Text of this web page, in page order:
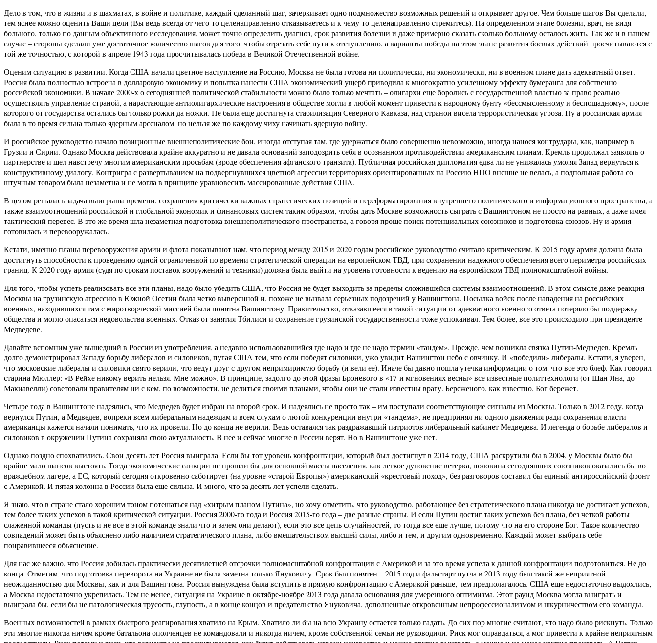
Дело в том, что в жизни и в шахматах, в войне и политике, каждый сделанный шаг, зачеркивает одно подмножество возможных решений и открывает другое. Чем больше шагов Вы сделали,
тем яснее можно оценить Ваши цели (Вы ведь всегда от чего-то целенаправленно отказываетесь и к чему-то целенаправленно стремитесь). На определенном этапе болезни, врач, не видя
больного, только по данным объективного исследования, может точно определить диагноз, срок развития болезни и даже примерно сказать сколько больному осталось жить. Так же и в нашем
случае – стороны сделали уже достаточное количество шагов для того, чтобы отрезать себе пути к отступлению, а варианты победы на этом этапе развития боевых действий просчитываются с
той же точностью, с которой в апреле 1943 года просчитывалась победа в Великой Отечественной войне.
Оценим ситуацию в развитии. Когда США начали цветное наступление на Россию, Москва не была готова ни политически, ни экономически, ни в военном плане дать адекватный ответ.
Россия была полностью встроена в долларовую экономику и попытка нанести США экономический ущерб приводила к многократно усиленному эффекту бумеранга для собственно
российской экономики. В начале 2000-х о сегодняшней политической стабильности можно было только мечтать – олигархи еще боролись с государственной властью за право реально
осуществлять управление страной, а нарастающие антиолигархические настроения в обществе могли в любой момент привести к народному бунту «бессмысленному и беспощадному», после
которого от государства остались бы только рожки да ножки. Не была еще достигнута стабилизация Северного Кавказа, над страной висела террористическая угроза. Ну а российская армия
была в то время сильна только ядерным арсеналом, но нельзя же по каждому чиху начинать ядерную войну.
И российское руководство начало позиционные внешнеполитические бои, иногда отступая там, где удержаться было совершенно невозможно, иногда нанося контрудары, как, например в
Грузии и Сирии. Однако Москва действовала крайне аккуратно и не давала оснований заподозрить себя в осознанном противодействии американским планам. Кремль продолжал заявлять о
партнерстве и шел навстречу многим американским просьбам (вроде обеспечения афганского транзита). Публичная российская дипломатия едва ли не унижалась умоляя Запад вернуться к
конструктивному диалогу. Контригра с развертыванием на подвергнувшихся цветной агрессии территориях ориентированных на Россию НПО внешне не велась, а подпольная работа со
штучным товаром была незаметна и не могла в принципе уравновесить массированные действия США.
В целом решалась задача выигрыша времени, сохранения критически важных стратегических позиций и переформатирования внутреннего политического и информационного пространства, а
также взаимоотношений российской и глобальной экономик и финансовых систем таким образом, чтобы дать Москве возможность сыграть с Вашингтоном не просто на равных, а даже имея
тактический перевес. В это же время шла незаметная подготовка внешнеполитического пространства, а говоря проще поиск потенциальных союзников и подготовка союзов. Ну и армия
готовилась и перевооружалась.
Кстати, именно планы перевооружения армии и флота показывают нам, что период между 2015 и 2020 годам российское руководство считало критическим. К 2015 году армия должна была
достигнуть способности к проведению одной ограниченной по времени стратегической операции на европейском ТВД, при сохранении надежного обеспечения всего периметра российских
границ. К 2020 году армия (судя по срокам поставок вооружений и техники) должна была выйти на уровень готовности к ведению на европейском ТВД полномасштабной войны.
Для того, чтобы успеть реализовать все эти планы, надо было убедить США, что Россия не будет выходить за пределы сложившейся системы взаимоотношений. В этом смысле даже реакция
Москвы на грузинскую агрессию в Южной Осетии была четко выверенной и, похоже не вызвала серьезных подозрений у Вашингтона. Посылка войск после нападения на российских
военных, находившихся там с миротворческой миссией была понятна Вашингтону. Правительство, отказавшееся в такой ситуации от адекватного военного ответа потеряло бы поддержку
общества и могло опасаться недовольства военных. Отказ от занятия Тбилиси и сохранение грузинской государственности тоже успокаивал. Тем более, все это происходило при президенте
Медведеве.
Давайте вспомним уже вышедший в России из употребления, а недавно использовавшийся где надо и где не надо термин «тандем». Прежде, чем возникла связка Путин-Медведев, Кремль
долго демонстрировал Западу борьбу либералов и силовиков, пугая США тем, что если победят силовики, ужо увидит Вашингтон небо с овчинку. И «победили» либералы. Кстати, я уверен,
что московские либералы и силовики свято верили, что ведут друг с другом непримиримую борьбу (и вели ее). Иначе бы давно пошла утечка информации о том, что все это блеф. Как говорил
старина Мюллер: «В Рейхе никому верить нельзя. Мне можно». В принципе, задолго до этой фразы Броневого в «17-и мгновениях весны» все известные политтехнологи (от Шан Яна, до
Макиавелли) советовали правителям ни с кем, по возможности, не делиться своими планами, чтобы они не стали известны врагу. Береженого, как известно, Бог бережет.
Четыре года в Вашингтоне надеялись, что Медведев будет избран на второй срок. И надеялись не просто так – им поступали соответствующие сигналы из Москвы. Только в 2012 году, когда
вернулся Путин, а Медведев, вопреки всем либеральным надеждам и всем слухам о лютой конкуренции внутри «тандема», не предпринял ни одного движения ради сохранения власти
американцы кажется начали понимать, что их провели. Но до конца не верили. Ведь оставался так раздражавший патриотов либеральный кабинет Медведева. И легенда о борьбе либералов и
силовиков в окружении Путина сохраняла свою актуальность. В нее и сейчас многие в России верят. Но в Вашингтоне уже нет.
Однако поздно спохватились. Свои десять лет Россия выиграла. Если бы тот уровень конфронтации, который был достигнут в 2014 году, США раскрутили бы в 2004, у Москвы было бы
крайне мало шансов выстоять. Тогда экономические санкции не прошли бы для основной массы населения, как легкое дуновение ветерка, половина сегодняшних союзников оказались бы во
враждебном лагере, а ЕС, который сегодня откровенно саботирует (на уровне «старой Европы») американский «крестовый поход», без разговоров составил бы единый антироссийский фронт
с Америкой. И пятая колонна в России была еще сильна. И много, что за десять лет успели сделать.
Я знаю, что в стране стало хорошим тоном потешаться над «хитрым планом Путина», но хочу отметить, что руководство, работающее без стратегического плана никогда не достигает успехов,
тем более таких успехов в такой критической ситуации. Россия 2000-го года и Россия 2015-го года – две разные страны. И если Путин достиг таких успехов без плана, без четкой работы
слаженной команды (пусть и не все в этой команде знали что и зачем они делают), если это все цепь случайностей, то тогда все еще лучше, потому что на его стороне Бог. Такое количество
совпадений может быть объяснено либо наличием стратегического плана, либо вмешательством высшей силы, либо и тем, и другим одновременно. Каждый может выбрать себе
понравившееся объяснение.
Для нас же важно, что Россия добилась практически десятилетней отсрочки полномасштабной конфронтации с Америкой и за это время успела к данной конфронтации подготовиться. Не до
конца. Отметим, что подготовка переворота на Украине не была заметна только Януковичу. Срок был понятен – 2015 год и фальстарт путча в 2013 году был такой же неприятной
неожиданностью для Москвы, как и для Вашингтона. Россия вынуждена была вступить в прямую конфронтацию с Америкой раньше, чем предполагалось. США еще недостаточно выдохлись,
а Москва недостаточно укрепилась. Тем не менее, ситуация на Украине в октябре-ноябре 2013 года давала основания для умеренного оптимизма. Этот раунд Москва могла выиграть и
выиграла бы, если бы не патологическая трусость, глупость, а в конце концов и предательство Януковича, дополненные откровенным непрофессионализмом и шкурничеством его команды.
Военных возможностей в рамках быстрого реагирования хватило на Крым. Хватило ли бы на всю Украину остается только гадать. До сих пор многие считают, что надо было рискнуть. Только
эти многие никогда ничем кроме батальона ополченцев не командовали и никогда ничем, кроме собственной семьи не руководили. Риск мог оправдаться, а мог привести к крайне неприятным